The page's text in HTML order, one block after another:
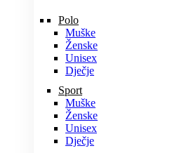
Polo
Muške
Ženske
Unisex
Dječje
Sport
Muške
Ženske
Unisex
Dječje